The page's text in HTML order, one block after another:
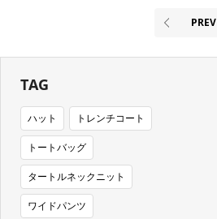
PREV
TAG
ハット トレンチコート
トートバッグ
タートルネックニット
ワイドパンツ